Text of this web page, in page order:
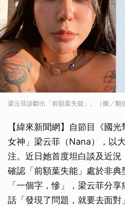
梁云菲診斷出「前額葉失能」。（圖／翻
【緯來新聞網】自節目《國
女神」梁云菲（Nana），以
注。近日她首度坦白談及近
確認「前額葉失能」處於非
「一個字，慘」，梁云菲分
話「發現了問題，就要去面對